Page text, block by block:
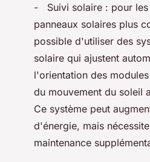
- Suivi solaire : pour les
panneaux solaires plus
possible d'utiliser des
solaire qui ajustent
l'orientation des
du mouvement du soleil
Ce système peut
d'énergie, mais
maintenance